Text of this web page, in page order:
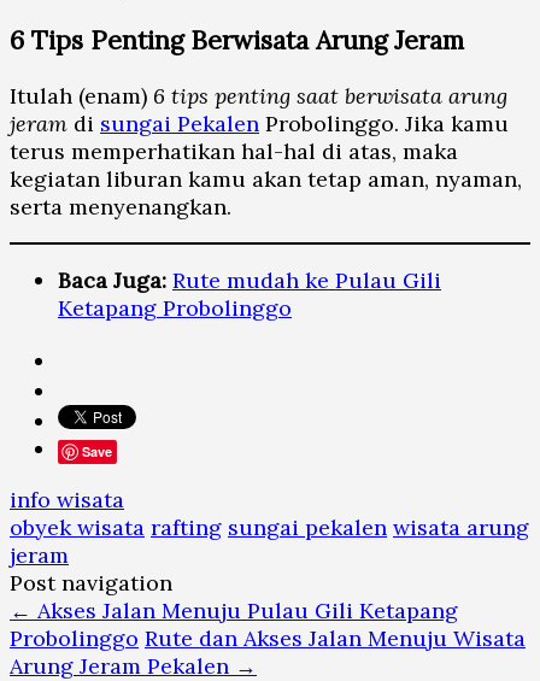
6 Tips Penting Berwisata Arung Jeram
Itulah (enam) 6 tips penting saat berwisata arung
jeram di sungai Pekalen Probolinggo. Jika kamu
terus memperhatikan hal-hal di atas, maka
kegiatan liburan kamu akan tetap aman, nyaman,
serta menyenangkan.
Baca Juga: Rute mudah ke Pulau Gili
Ketapang Probolinggo
Save
info wisata
obyek wisata rafting sungai pekalen wisata arung
jeram
Post navigation
← Akses Jalan Menuju Pulau Gili Ketapang
Probolinggo Rute dan Akses Jalan Menuju Wisata
Arung Jeram Pekalen →